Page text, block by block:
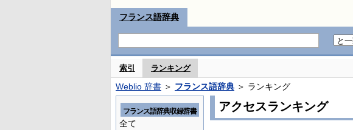
フランス語辞典
索引 ランキング
Weblio 辞書 ＞ フランス語辞典 ＞ ランキング
アクセスランキング
フランス語辞典収録辞書
全て